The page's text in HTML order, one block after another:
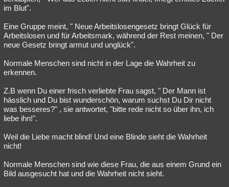
im Blut".
Eine Gruppe meint, " Neue Arbeitslosengesetz bringt Glück für
Arbeitslosen und für Arbeitsmark, während der Rest meinen, " Der
neue Gesetz bringt armut und unglück".
Normale Menschen sind nicht in der Lage die Wahrheit zu
erkennen.
Z.B wenn Du einer frisch verliebte Frau sagst, " Der Mann ist
hässlich und Du bist wunderschön, warum suchst Du Dir nicht
was besseres?" , sie antwortet, "bitte rede nicht so über ihn, ich
liebe ihn!".
Weil die Liebe macht blind! Und eine Blinde sieht die Wahrheit
nicht!
Normale Menschen sind wie diese Frau, die aus einem Grund ein
Bild ausgesucht hat und die Wahrheit nicht sieht.